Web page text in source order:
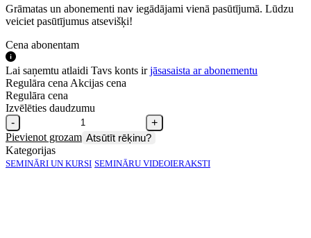
Grāmatas un abonementi nav iegādājami vienā pasūtījumā. Lūdzu
veiciet pasūtījumus atsevišķi!
Cena abonentam
Lai saņemtu atlaidi Tavs konts irjāsasaista ar abonementu
Regulāra cena Akcijas cena
Regulāra cena
Izvēlēties daudzumu
-
+
Pievienot grozam Atsūtīt rēķinu?
Kategorijas
SEMINĀRI UN KURSI SEMINĀRU VIDEOIERAKSTI